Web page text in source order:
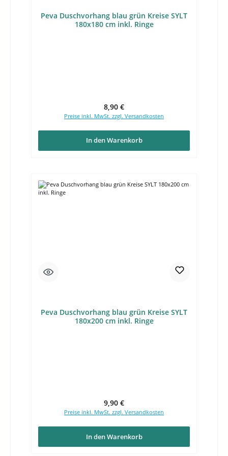
Peva Duschvorhang blau grün Kreise SYLT
180x180 cm inkl. Ringe
Regulärer Preis:
8,90 €
Preise inkl. MwSt. zzgl. Versandkosten
In den Warenkorb
Peva Duschvorhang blau grün Kreise SYLT
180x200 cm inkl. Ringe
Regulärer Preis:
9,90 €
Preise inkl. MwSt. zzgl. Versandkosten
In den Warenkorb